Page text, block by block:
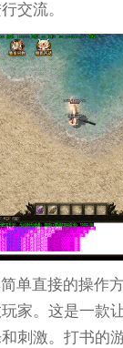
交流。
单直接的操作
家。这是一款
刺激。打书的